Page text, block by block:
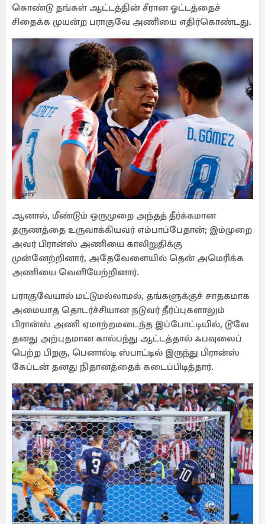
கொண்டு தங்கள் ஆட்டத்தின் சீரான ஓட்டத்தைச்
சிதைக்க முயன்ற பராகுவே அணியை எதிர்கொண்டது.
ஆனால், மீண்டும் ஒருமுறை அந்தத் தீர்க்கமான
தருணத்தை உருவாக்கியவர் எம்பாப்பேதான்; இம்முறை
அவர் பிரான்ஸ் அணியை காலிறுதிக்கு
முன்னேற்றினார், அதேவேளையில் தென் அமெரிக்க
அணியை வெளியேற்றினார்.
பராகுவேயால் மட்டுமல்லாமல், தங்களுக்குச் சாதகமாக
அமையாத தொடர்ச்சியான நடுவர் தீர்ப்புகளாலும்
பிரான்ஸ் அணி ஏமாற்றமடைந்த இப்போட்டியில், டூவே
தனது அற்புதமான கால்பந்து ஆட்டத்தால் ஃபவுலைப்
பெற்ற பிறகு, பெனால்டி ஸ்பாட்டில் இருந்து பிரான்ஸ்
கேப்டன் தனது நிதானத்தைக் கடைப்பிடித்தார்.